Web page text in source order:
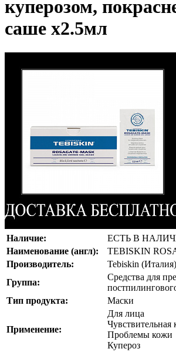
куперозом,
саше х2.5мл
Наличие:
ЕСТЬ В
Наименование (англ):
TEBISKIN
Производитель:
Tebiskin (Италия)
Группа:
Средства для
Тип продукта:
Маски
Применение:
Для лица
Чувствительная
Проблемы кожи
Купероз